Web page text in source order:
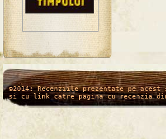
/* */
©2014: Recenziile prezentate pe
si cu link catre pagina cu recenzia